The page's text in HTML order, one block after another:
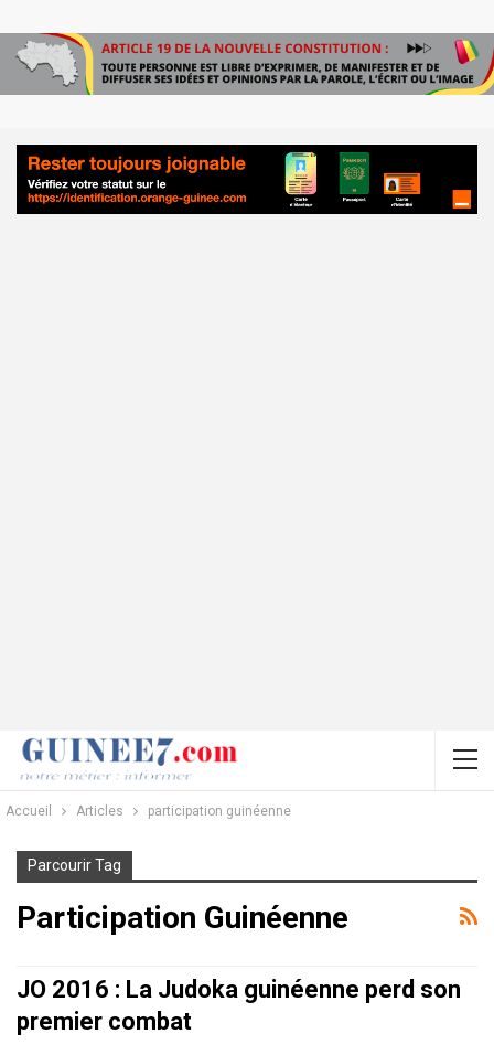
Accueil Articles participation guinéenne
Parcourir Tag
Participation Guinéenne
JO 2016 : La Judoka guinéenne perd son
premier combat